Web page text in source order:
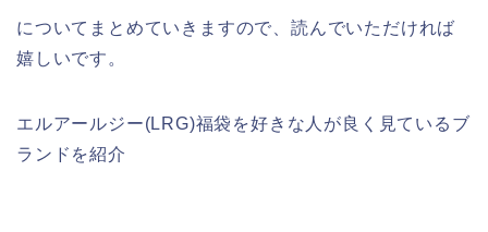
についてまとめていきますので、読んでいただければ
嬉しいです。
エルアールジー(LRG)福袋を好きな人が良く見ているブ
ランドを紹介